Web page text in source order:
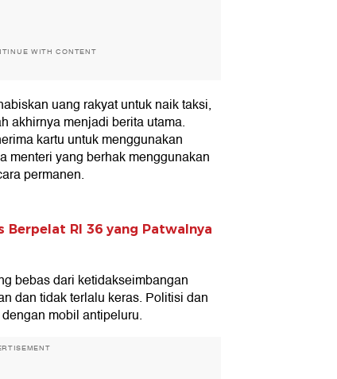
WITH CONTENT
uang rakyat untuk naik taksi,
akhirnya menjadi berita utama.
kartu untuk menggunakan
menteri yang berhak menggunakan
permanen.
Berpelat RI 36 yang Patwalnya
bebas dari ketidakseimbangan
dan tidak terlalu keras. Politisi dan
mobil antipeluru.